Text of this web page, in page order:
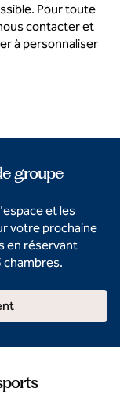
Pour toute
contacter et
à personnaliser
groupe
et les
votre prochaine
en réservant
chambres.